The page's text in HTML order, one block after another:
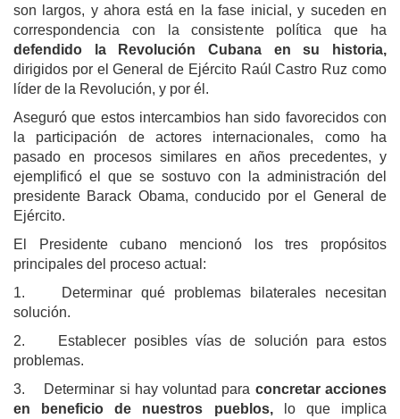
son largos, y ahora está en la fase inicial, y suceden en
correspondencia con la consistente política que ha
defendido la Revolución Cubana en su historia,
dirigidos por el General de Ejército Raúl Castro Ruz como
líder de la Revolución, y por él.
Aseguró que estos intercambios han sido favorecidos con
la participación de actores internacionales, como ha
pasado en procesos similares en años precedentes, y
ejemplificó el que se sostuvo con la administración del
presidente Barack Obama, conducido por el General de
Ejército.
El Presidente cubano mencionó los tres propósitos
principales del proceso actual:
1. Determinar qué problemas bilaterales necesitan
solución.
2. Establecer posibles vías de solución para estos
problemas.
3. Determinar si hay voluntad para concretar acciones
en beneficio de nuestros pueblos,
lo que implica